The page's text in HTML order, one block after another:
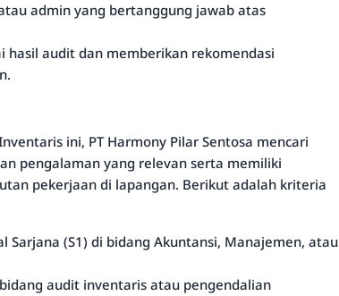
admin yang bertanggung jawab atas
hasil audit dan memberikan rekomendasi
ini, PT Harmony Pilar Sentosa mencari
pengalaman yang relevan serta memiliki
pekerjaan di lapangan. Berikut adalah kriteria
(S1) di bidang Akuntansi, Manajemen, atau
audit inventaris atau pengendalian